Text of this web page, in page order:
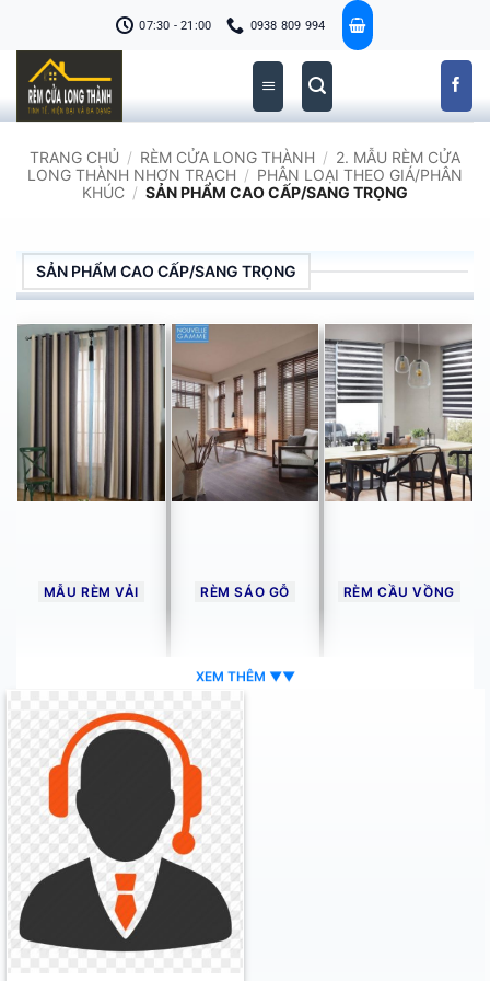
dung
07:30 - 21:00 0938 809 994
TRANG CHỦ / RÈM CỬA LONG THÀNH / 2. MẪU RÈM CỬA
LONG THÀNH NHƠN TRẠCH / PHÂN LOẠI THEO GIÁ/PHÂN
KHÚC / SẢN PHẨM CAO CẤP/SANG TRỌNG
SẢN PHẨM CAO CẤP/SANG TRỌNG
MẪU RÈM VẢI RÈM SÁO GỖ RÈM CẦU VỒNG
XEM THÊM ▼▼